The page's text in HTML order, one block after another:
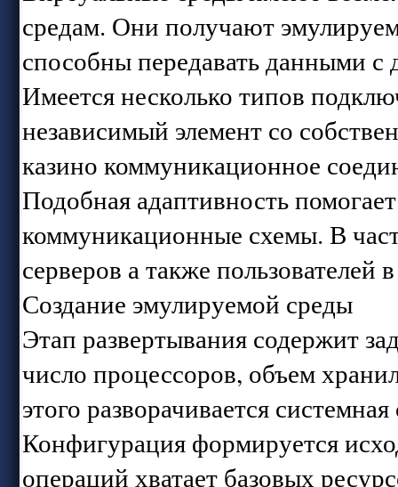
средам. Они получают
способны передавать данными с
Имеется несколько типов
независимый элемент со
казино коммуникационное
Подобная адаптивность
коммуникационные схемы. В
серверов а также
Создание эмулируемой среды
Этап развертывания содержит
число процессоров, объем
этого разворачивается
Конфигурация формируется
операций хватает базовых